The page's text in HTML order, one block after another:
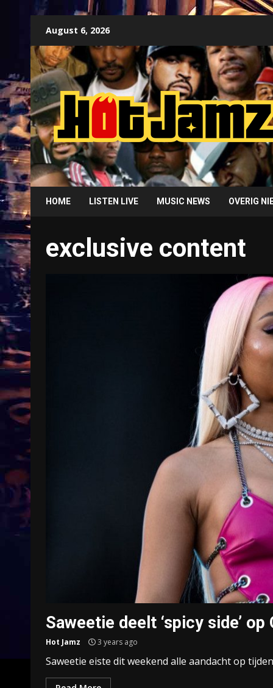
content
August 6, 2026
HOME LISTEN LIVE MUSIC NEWS OVERIG
exclusive content
Saweetie deelt ‘spicy side’
Hot Jamz 3 years ago
Saweetie eiste dit weekend alle aandacht op
Treinkaartjes worden duurder,
abonnementen verdwijnen